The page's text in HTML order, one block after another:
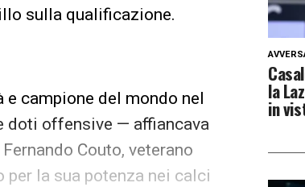
sulla qualificazione.
e campione del mondo nel
doti offensive — affiancava
Couto, veterano
la sua potenza nei calci
la
in